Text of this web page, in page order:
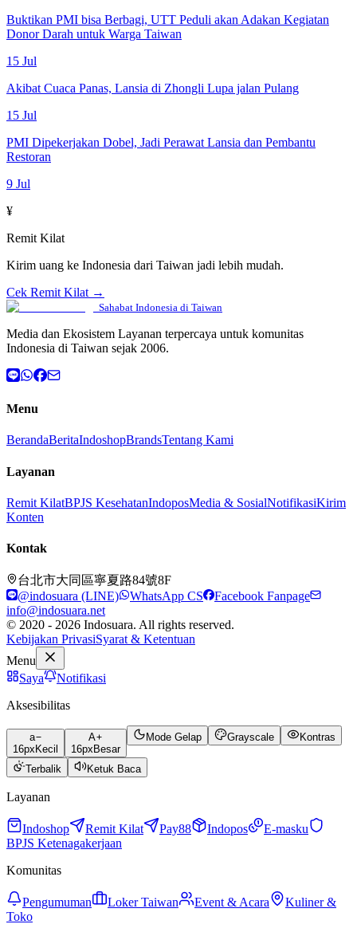
Buktikan PMI bisa Berbagi, UTT Peduli akan Adakan Kegiatan
Donor Darah untuk Warga Taiwan
15 Jul
Akibat Cuaca Panas, Lansia di Zhongli Lupa jalan Pulang
15 Jul
PMI Dipekerjakan Dobel, Jadi Perawat Lansia dan Pembantu
Restoran
9 Jul
¥
Remit Kilat
Kirim uang ke Indonesia dari Taiwan jadi lebih mudah.
Cek Remit Kilat →
Sahabat Indonesia di Taiwan
Media dan Ekosistem Layanan terpercaya untuk komunitas
Indonesia di Taiwan sejak 2006.
Menu
BerandaBeritaIndoshopBrandsTentang Kami
Layanan
Remit KilatBPJS KesehatanIndoposMedia & SosialNotifikasiKirim
Konten
Kontak
台北市大同區寧夏路84號8F
@indosuara (LINE)
WhatsApp CS
Facebook Fanpage
info@indosuara.net
© 2020 - 2026 Indosuara. All rights reserved.
Kebijakan PrivasiSyarat & Ketentuan
Menu
Saya
Notifikasi
Aksesibilitas
a
16px Kecil
A
16px Besar
Mode Gelap Grayscale Kontras
Terbalik Ketuk Baca
Layanan
Indoshop Remit Kilat Pay88 Indopos
E-masku
BPJS Ketenagakerjaan
Komunitas
Pengumuman Loker Taiwan Event & Acara
Kuliner &
Toko